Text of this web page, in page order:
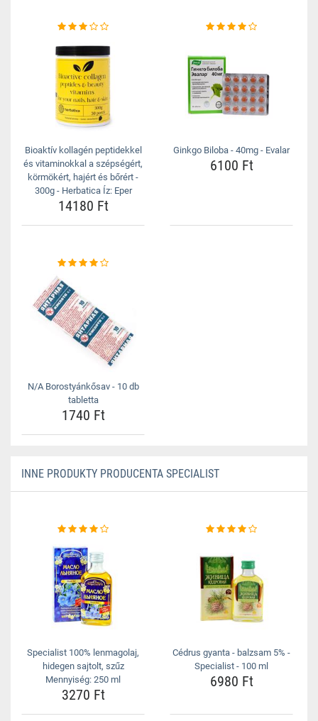
Bioaktív kollagén peptidekkel
és vitaminokkal a szépségért,
körmökért, hajért és bőrért -
300g - Herbatica Íz: Eper
14180 Ft
Ginkgo Biloba - 40mg - Evalar
6100 Ft
N/A Borostyánkősav - 10 db
tabletta
1740 Ft
INNE PRODUKTY PRODUCENTA SPECIALIST
Specialist 100% lenmagolaj,
hidegen sajtolt, szűz
Mennyiség: 250 ml
3270 Ft
Cédrus gyanta - balzsam 5% -
Specialist - 100 ml
6980 Ft